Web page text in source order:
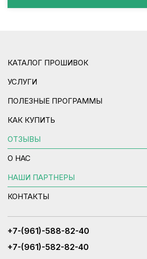
КАТАЛОГ ПРОШИВОК
УСЛУГИ
ПОЛЕЗНЫЕ ПРОГРАММЫ
КАК КУПИТЬ
ОТЗЫВЫ
О НАС
НАШИ ПАРТНЕРЫ
КОНТАКТЫ
+7-(961)-588-82-40
+7-(961)-582-82-40